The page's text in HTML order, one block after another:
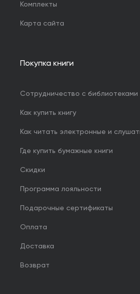
Комплекты
Карта сайта
Покупка книги
Сотрудничество с библиотеками
Как купить книгу
Как читать электронные и
Где купить бумажные книги
Скидки
Программа лояльности
Подарочные сертификаты
Оплата
Доставка
Возврат